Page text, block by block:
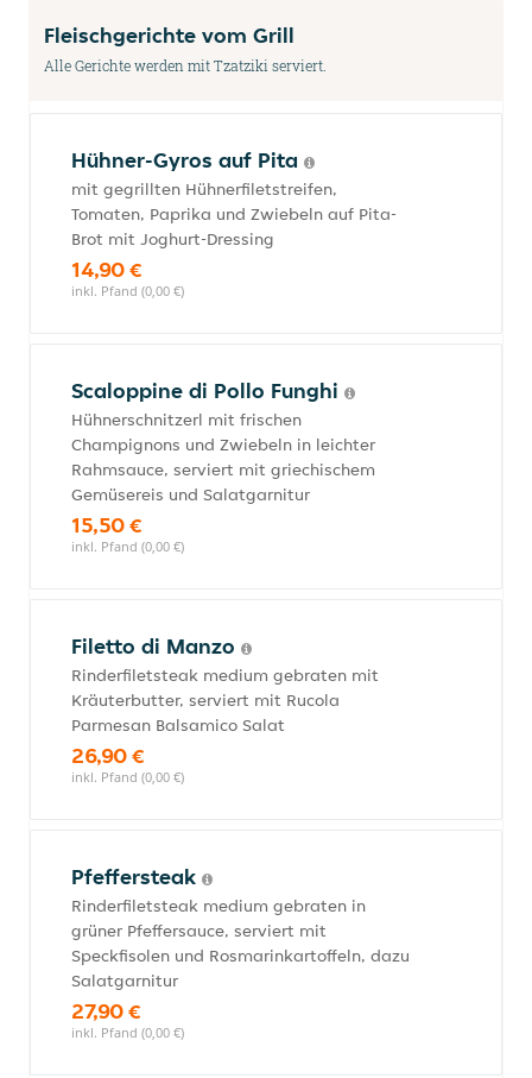
Fleischgerichte vom Grill
Alle Gerichte werden mit Tzatziki serviert.
Hühner-Gyros auf Pita
mit gegrillten Hühnerfiletstreifen,
Tomaten, Paprika und Zwiebeln auf Pita-
Brot mit Joghurt-Dressing
14,90 €
inkl. Pfand (0,00 €)
Scaloppine di Pollo Funghi
Hühnerschnitzerl mit frischen
Champignons und Zwiebeln in leichter
Rahmsauce, serviert mit griechischem
Gemüsereis und Salatgarnitur
15,50 €
inkl. Pfand (0,00 €)
Filetto di Manzo
Rinderfiletsteak medium gebraten mit
Kräuterbutter, serviert mit Rucola
Parmesan Balsamico Salat
26,90 €
inkl. Pfand (0,00 €)
Pfeffersteak
Rinderfiletsteak medium gebraten in
grüner Pfeffersauce, serviert mit
Speckfisolen und Rosmarinkartoffeln, dazu
Salatgarnitur
27,90 €
inkl. Pfand (0,00 €)